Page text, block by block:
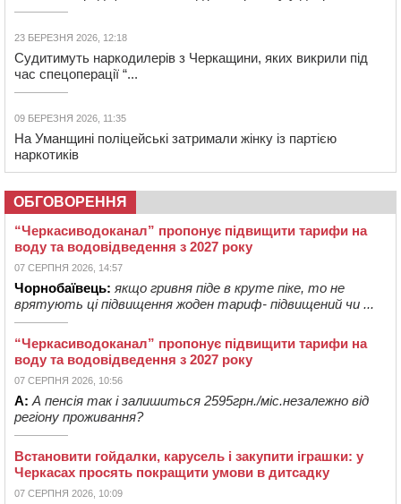
23 БЕРЕЗНЯ 2026, 12:18
Судитимуть наркодилерів з Черкащини, яких викрили під
час спецоперації “...
09 БЕРЕЗНЯ 2026, 11:35
На Уманщині поліцейські затримали жінку із партією
наркотиків
ОБГОВОРЕННЯ
“Черкасиводоканал” пропонує підвищити тарифи на
воду та водовідведення з 2027 року
07 СЕРПНЯ 2026, 14:57
Чорнобаївець: якщо гривня піде в круте піке, то не
врятують ці підвищення жоден тариф- підвищений чи ...
“Черкасиводоканал” пропонує підвищити тарифи на
воду та водовідведення з 2027 року
07 СЕРПНЯ 2026, 10:56
А: А пенсія так і залишиться 2595грн./міс.незалежно від
регіону проживання?
Встановити гойдалки, карусель і закупити іграшки: у
Черкасах просять покращити умови в дитсадку
07 СЕРПНЯ 2026, 10:09